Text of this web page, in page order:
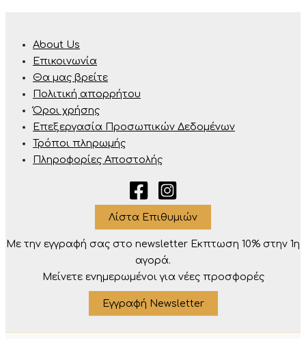
About Us
Επικοινωνία
Θα μας βρείτε
Πολιτική απορρήτου
Όροι χρήσης
Επεξεργασία Προσωπικών Δεδομένων
Τρόποι πληρωμής
Πληροφορίες Αποστολής
Λίστα Επιθυμιών
Με την εγγραφή σας στο newsletter Eκπτωση 10% στην 1η
αγορά.
Μείνετε ενημερωμένοι για νέες προσφορές
Εγγραφή Newsletter